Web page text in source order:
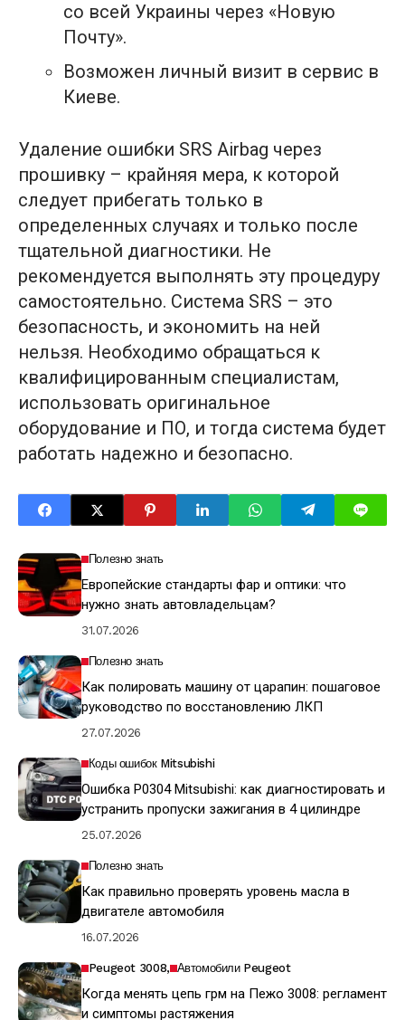
со всей Украины через «Новую
Почту».
Возможен личный визит в сервис в
Киеве.
Удаление ошибки SRS Airbag через
прошивку – крайняя мера, к которой
следует прибегать только в
определенных случаях и только после
тщательной диагностики. Не
рекомендуется выполнять эту процедуру
самостоятельно. Система SRS – это
безопасность, и экономить на ней
нельзя. Необходимо обращаться к
квалифицированным специалистам,
использовать оригинальное
оборудование и ПО, и тогда система будет
работать надежно и безопасно.
Полезно знать
Европейские стандарты фар и оптики: что
нужно знать автовладельцам?
31.07.2026
Полезно знать
Как полировать машину от царапин: пошаговое
руководство по восстановлению ЛКП
27.07.2026
Коды ошибок Mitsubishi
Ошибка P0304 Mitsubishi: как диагностировать и
устранить пропуски зажигания в 4 цилиндре
25.07.2026
Полезно знать
Как правильно проверять уровень масла в
двигателе автомобиля
16.07.2026
Peugeot 3008 Автомобили Peugeot
Когда менять цепь грм на Пежо 3008: регламент
и симптомы растяжения